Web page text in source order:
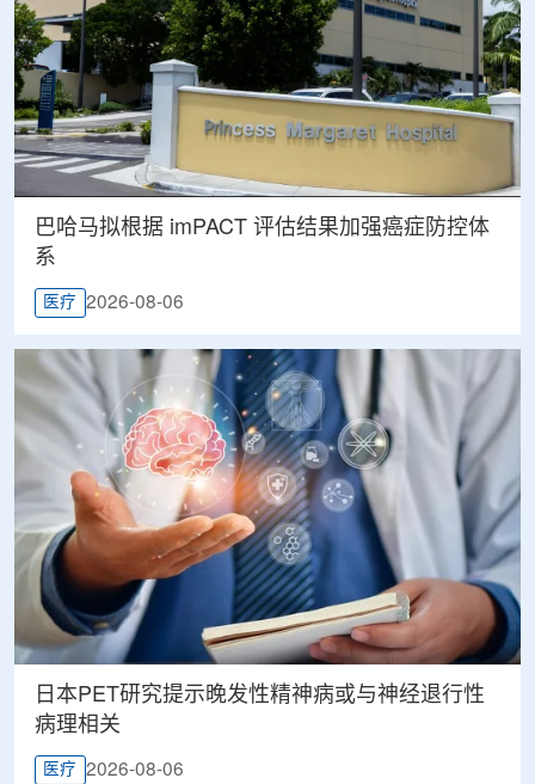
巴哈马拟根据 imPACT 评估结果加强癌症防控体
系
医疗 2026-08-06
日本PET研究提示晚发性精神病或与神经退行性
病理相关
医疗 2026-08-06